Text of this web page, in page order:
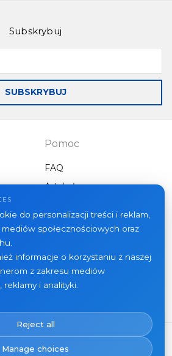
Subskrybuj
SUBSKRYBUJ
Pomoc
FAQ
Artykuły
Projekty
Aktualności
do personalizacji treści i reklam,
społecznościowych oraz
informacje o korzystaniu z naszej
z zakresu mediów
reklamy i analityki.
Reject all
Manage choices